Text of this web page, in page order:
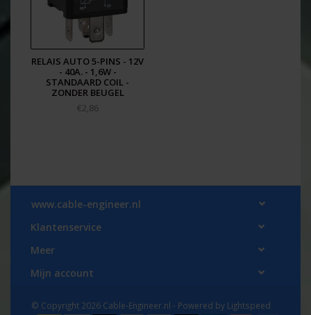
RELAIS AUTO 5-PINS - 12V
- 40A. - 1,6W -
STANDAARD COIL -
ZONDER BEUGEL
€2,86
www.cable-engineer.nl
Klantenservice
Meer
Mijn account
© Copyright 2026 Cable-Engineer.nl - Powered by Lightspeed